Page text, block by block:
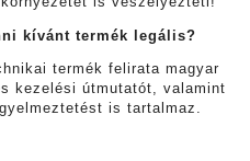
kívánt termék legális?
termék felirata magyar
kezelési útmutatót, valamint
is tartalmaz.